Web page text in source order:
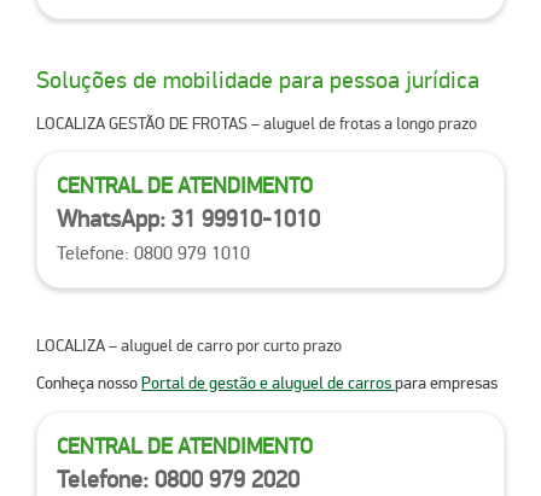
Soluções de mobilidade para pessoa jurídica​
LOCALIZA GESTÃO DE FROTAS– aluguel de frotas a longo prazo
CENTRAL DE ATENDIMENTO
WhatsApp: 31 99910-1010
Telefone: 0800 979 1010
LOCALIZA– aluguel de carro por curto prazo
Conheça nossoPortal de gestão e aluguel de carrospara empresas
CENTRAL DE ATENDIMENTO
Telefone: 0800 979 2020